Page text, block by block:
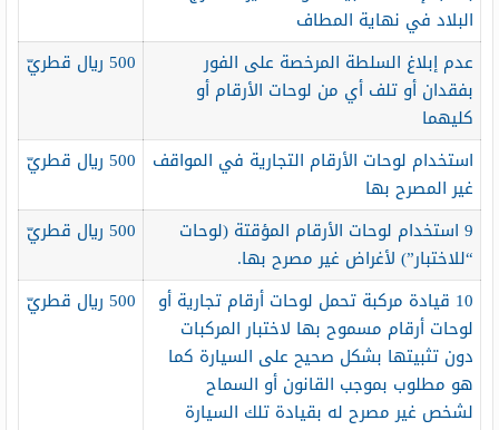
البلاد في نهاية المطاف
عدم إبلاغ السلطة المرخصة على الفور
بفقدان أو تلف أي من لوحات الأرقام أو
كليهما
500 ريال قطريّ
استخدام لوحات الأرقام التجارية في المواقف
غير المصرح بها
500 ريال قطريّ
9 استخدام لوحات الأرقام المؤقتة (لوحات
“للاختبار”) لأغراض غير مصرح بها.
500 ريال قطريّ
10 قيادة مركبة تحمل لوحات أرقام تجارية أو
لوحات أرقام مسموح بها لاختبار المركبات
دون تثبيتها بشكل صحيح على السيارة كما
هو مطلوب بموجب القانون أو السماح
لشخص غير مصرح له بقيادة تلك السيارة
500 ريال قطريّ